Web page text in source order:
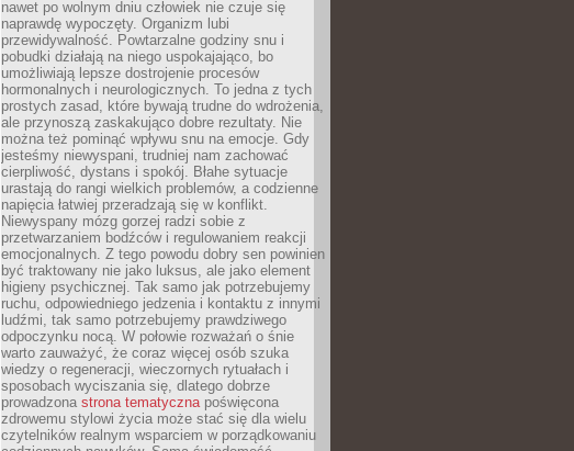
nawet po wolnym dniu człowiek nie czuje się
naprawdę wypoczęty. Organizm lubi
przewidywalność. Powtarzalne godziny snu i
pobudki działają na niego uspokajająco, bo
umożliwiają lepsze dostrojenie procesów
hormonalnych i neurologicznych. To jedna z tych
prostych zasad, które bywają trudne do wdrożenia,
ale przynoszą zaskakująco dobre rezultaty. Nie
można też pominąć wpływu snu na emocje. Gdy
jesteśmy niewyspani, trudniej nam zachować
cierpliwość, dystans i spokój. Błahe sytuacje
urastają do rangi wielkich problemów, a codzienne
napięcia łatwiej przeradzają się w konflikt.
Niewyspany mózg gorzej radzi sobie z
przetwarzaniem bodźców i regulowaniem reakcji
emocjonalnych. Z tego powodu dobry sen powinien
być traktowany nie jako luksus, ale jako element
higieny psychicznej. Tak samo jak potrzebujemy
ruchu, odpowiedniego jedzenia i kontaktu z innymi
ludźmi, tak samo potrzebujemy prawdziwego
odpoczynku nocą. W połowie rozważań o śnie
warto zauważyć, że coraz więcej osób szuka
wiedzy o regeneracji, wieczornych rytuałach i
sposobach wyciszania się, dlatego dobrze
prowadzona strona tematycznapoświęcona
zdrowemu stylowi życia może stać się dla wielu
czytelników realnym wsparciem w porządkowaniu